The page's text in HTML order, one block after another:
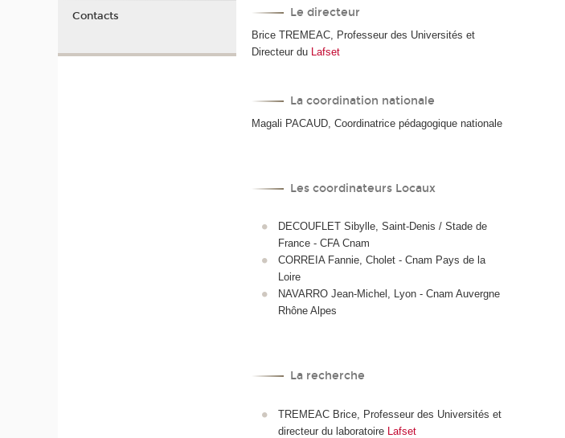
Le directeur
Brice TREMEAC, Professeur des Universités et
Directeur du Lafset
La coordination nationale
Magali PACAUD, Coordinatrice pédagogique nationale
Les coordinateurs Locaux
DECOUFLET Sibylle, Saint-Denis / Stade de
France - CFA Cnam
CORREIA Fannie, Cholet - Cnam Pays de la
Loire
NAVARRO Jean-Michel, Lyon - Cnam Auvergne
Rhône Alpes
La recherche
TREMEAC Brice, Professeur des Universités et
directeur du laboratoire Lafset
Contacts